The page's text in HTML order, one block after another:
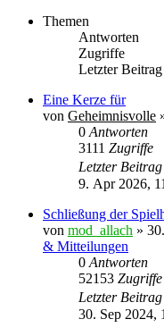
Themen
Antworten
Zugriffe
Letzter Beitrag
Eine Kerze für
von Geheimnisvolle
0Antworten
3111 Zugriffe
Letzter Beitrag
9. Apr 2026,
Schließung der
von mod_allach »
& Mitteilungen
0Antworten
52153 Zugriffe
Letzter Beitrag
30. Sep 2024,